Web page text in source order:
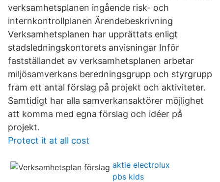
verksamhetsplanen ingående risk- och
internkontrollplanen Ärendebeskrivning
Verksamhetsplanen har upprättats enligt
stadsledningskontorets anvisningar Inför
fastställandet av verksamhetsplanen arbetar
miljösamverkans beredningsgrupp och styrgrupp
fram ett antal förslag på projekt och aktiviteter.
Samtidigt har alla samverkansaktörer möjlighet
att komma med egna förslag och idéer på
projekt.
Protect it at all cost
aktie electrolux
pbs kids